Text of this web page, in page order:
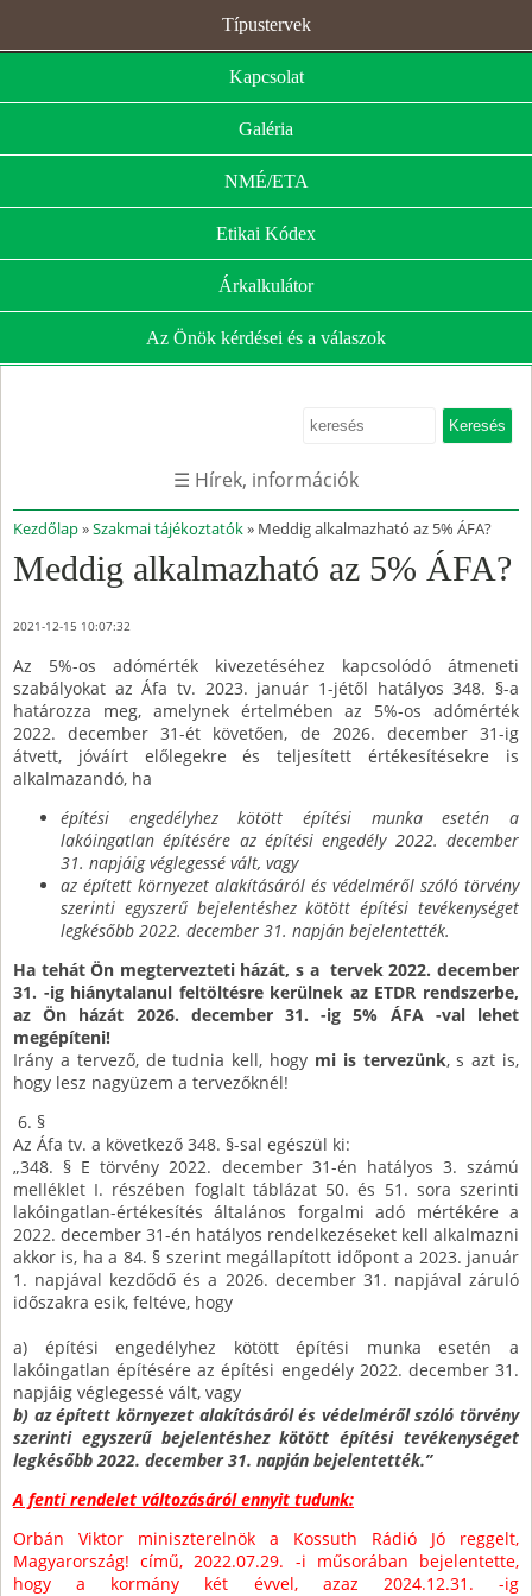
Típustervek
Kapcsolat
Galéria
NMÉ/ETA
Etikai Kódex
Árkalkulátor
Az Önök kérdései és a válaszok
☰ Hírek, információk
Kezdőlap»Szakmai tájékoztatók» Meddig alkalmazható az 5% ÁFA?
Meddig alkalmazható az 5% ÁFA?
2021-12-15 10:07:32
Az 5%-os adómérték kivezetéséhez kapcsolódó átmeneti
szabályokat az Áfa tv. 2023. január 1-jétől hatályos 348. §-a
határozza meg, amelynek értelmében az 5%-os adómérték
2022. december 31-ét követően, de 2026. december 31-ig
átvett, jóváírt előlegekre és teljesített értékesítésekre is
alkalmazandó, ha
építési engedélyhez kötött építési munka esetén a
lakóingatlan építésére az építési engedély 2022. december
31. napjáig véglegessé vált, vagy
az épített környezet alakításáról és védelméről szóló törvény
szerinti egyszerű bejelentéshez kötött építési tevékenységet
legkésőbb 2022. december 31. napján bejelentették.
Ha tehát Ön megtervezteti házát, s a tervek 2022. december
31. -ig hiánytalanul feltöltésre kerülnek az ETDR rendszerbe,
az Ön házát 2026. december 31. -ig 5% ÁFA -val lehet
megépíteni!
Irány a tervező, de tudnia kell, hogy mi is tervezünk, s azt is,
hogy lesz nagyüzem a tervezőknél!
6. §
Az Áfa tv. a következő 348. §-sal egészül ki:
„348. § E törvény 2022. december 31-én hatályos 3. számú
melléklet I. részében foglalt táblázat 50. és 51. sora szerinti
lakóingatlan-értékesítés általános forgalmi adó mértékére a
2022. december 31-én hatályos rendelkezéseket kell alkalmazni
akkor is, ha a 84. § szerint megállapított időpont a 2023. január
1. napjával kezdődő és a 2026. december 31. napjával záruló
időszakra esik, feltéve, hogy
a) építési engedélyhez kötött építési munka esetén a
lakóingatlan építésére az építési engedély 2022. december 31.
napjáig véglegessé vált, vagy
b) az épített környezet alakításáról és védelméről szóló törvény
szerinti egyszerű bejelentéshez kötött építési tevékenységet
legkésőbb 2022. december 31. napján bejelentették.”
A fenti rendelet változásáról ennyit tudunk:
Orbán Viktor miniszterelnök a Kossuth Rádió Jó reggelt,
Magyarország! című, 2022.07.29. -i műsorában bejelentette,
hogy a kormány két évvel, azaz 2024.12.31. -ig